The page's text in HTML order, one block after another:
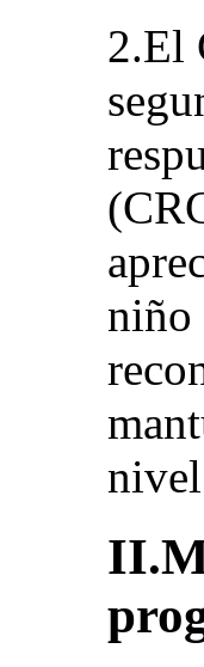
2.El
niño